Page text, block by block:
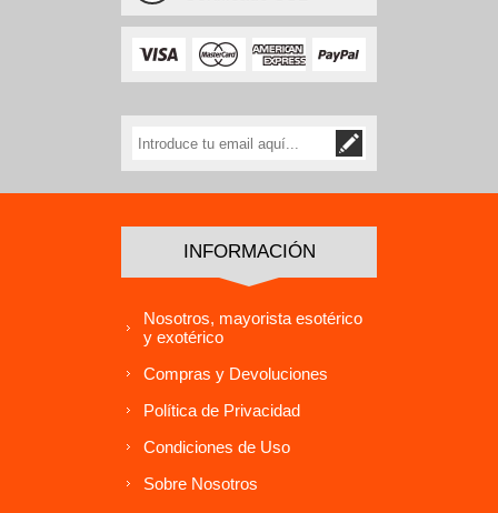
INFORMACIÓN
Nosotros, mayorista esotérico
y exotérico
Compras y Devoluciones
Política de Privacidad
Condiciones de Uso
Sobre Nosotros